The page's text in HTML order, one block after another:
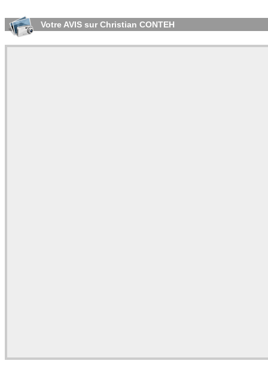
Votre AVIS sur Christian CONTEH